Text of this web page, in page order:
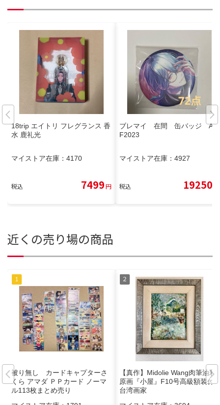
18trip エイトリ フレグランス 香
水 鹿礼光
マイストア在庫： 4170
税込 7499円
ブレマイ 在間 缶バッジ AG
F2023
マイストア在庫： 4927
税込 19250
近くの売り場の商品
被り無し カードキャプターさ
くら アマダ ＰＰカード ノーマ
ル113枚まとめ売り
【真作】Midolie Wang肉筆油彩
原画『小屋』F10号高級額装付
台湾画家